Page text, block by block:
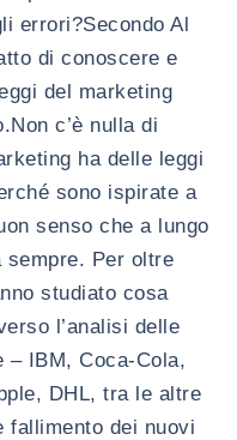
errori?Secondo Al
di conoscere e
del marketing
Non c’è nulla di
ha delle leggi
sono ispirate a
senso che a lungo
sempre. Per oltre
studiato cosa
l’analisi delle
– IBM, Coca-Cola,
DHL, tra le altre
fallimento dei nuovi